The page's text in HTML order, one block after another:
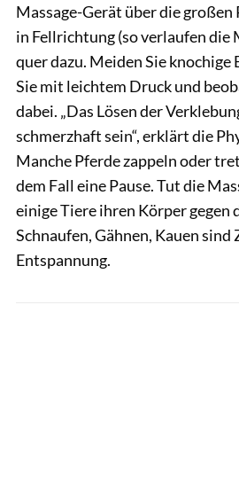
Massage-Gerät über die großen
in Fellrichtung (so verlaufen die
quer dazu. Meiden Sie knochige
Sie mit leichtem Druck und
dabei. „Das Lösen der
schmerzhaft sein“, erklärt die
Manche Pferde zappeln oder
dem Fall eine Pause. Tut die
einige Tiere ihren Körper gegen
Schnaufen, Gähnen, Kauen sind
Entspannung.